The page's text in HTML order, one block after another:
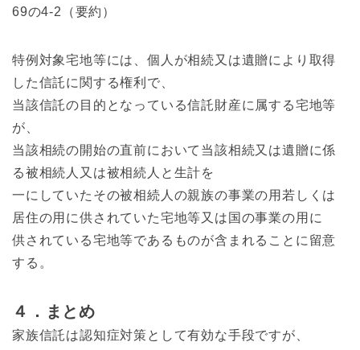
69の4-2（要約）
特例対象宅地等には、個人が相続又は遺贈により取得
した信託に関する権利で、
当該信託の目的となっている信託財産に属する宅地等
が、
当該相続の開始の直前において当該相続又は遺贈に係
る被相続人又は被相続人と生計を
一にしていたその被相続人の親族の事業の用若しくは
居住の用に供されていた宅地等又は国の事業の用に
供されている宅地等であるものが含まれることに留意
する。
４．まとめ
家族信託は認知症対策として有効な手段ですが、